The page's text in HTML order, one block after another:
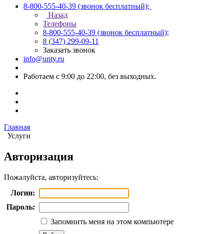
8-800-555-40-39 (звонок бесплатный);
Назад
Телефоны
8-800-555-40-39 (звонок бесплатный);
8 (347) 299-09-11
Заказать звонок
info@unty.ru
Работаем с 9:00 до 22:00, без выходных.
Главная
Услуги
Авторизация
Пожалуйста, авторизуйтесь:
Логин:
Пароль:
Запомнить меня на этом компьютере